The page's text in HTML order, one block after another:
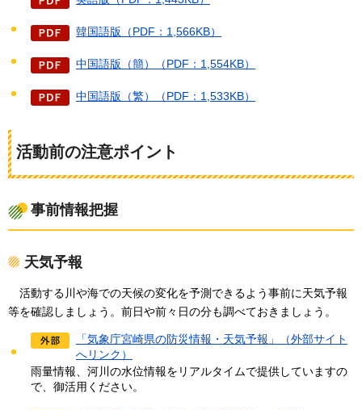
韓国語版（PDF：1,566KB）
中国語版（簡）（PDF：1,554KB）
中国語版（繁）（PDF：1,533KB）
活動前の注意ポイント
事前情報把握
天気予報
活動する川や海での天候の変化を予測できるよう事前に天気予報
等を確認しましょう。前日や前々日の分も調べておきましょう。
「気象庁宮崎県の防災情報・天気予報」（外部サイト
へリンク）
雨量情報、河川の水位情報をリアルタイムで提供していますの
で、御活用ください。